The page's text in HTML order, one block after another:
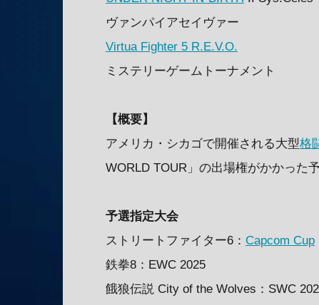
ヴァンパイアセイヴァー
Virtua Fighter 5 R.E.V.O.
ミステリーゲームトーナメント
【概要】
アメリカ・シカゴで開催される大型格
WORLD TOUR」の出場権がかかった
予選指定大会
ストリートファイター6： Capcom Cup
鉄拳8：EWC 2025
餓狼伝説 City of the Wolves：SWC